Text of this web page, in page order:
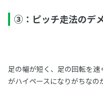
③：ピッチ走法のデ
足の幅が短く、足の回転を
がハイペースになりがちなの